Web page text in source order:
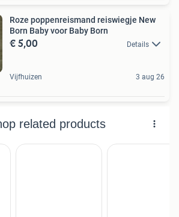
Roze poppenreismand reiswiegje New
Born Baby voor Baby Born
€ 5,00 Details
Vijfhuizen 3 aug 26